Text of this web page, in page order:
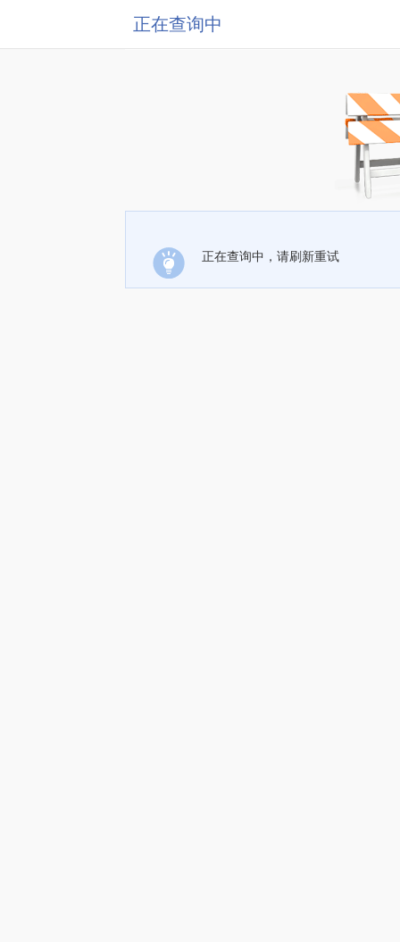
正在查询中
正在查询中，请刷新重试